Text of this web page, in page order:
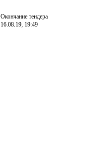
Окончание тендера
16.08.19, 19:49